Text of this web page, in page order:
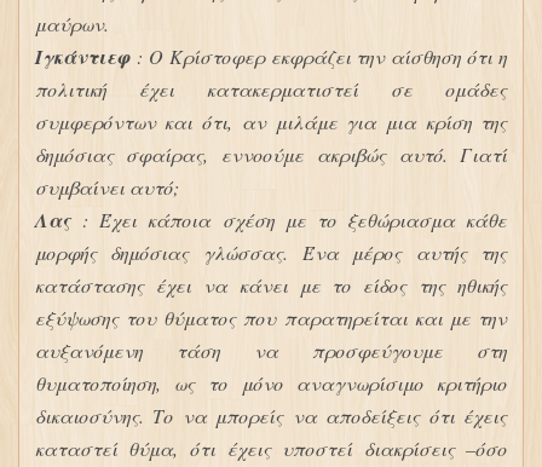
μαύρων.
Ιγκάντιεφ: Ο Κρίστοφερ εκφράζει την αίσθηση ότι η
πολιτική έχει κατακερματιστεί σε ομάδες
συμφερόντων και ότι, αν μιλάμε για μια κρίση της
δημόσιας σφαίρας, εννοούμε ακριβώς αυτό. Γιατί
συμβαίνει αυτό;
Λας: Έχει κάποια σχέση με το ξεθώριασμα κάθε
μορφής δημόσιας γλώσσας. Ένα μέρος αυτής της
κατάστασης έχει να κάνει με το είδος της ηθικής
εξύψωσης του θύματος που παρατηρείται και με την
αυξανόμενη τάση να προσφεύγουμε στη
θυματοποίηση, ως το μόνο αναγνωρίσιμο κριτήριο
δικαιοσύνης. Το να μπορείς να αποδείξεις ότι έχεις
καταστεί θύμα, ότι έχεις υποστεί διακρίσεις –όσο